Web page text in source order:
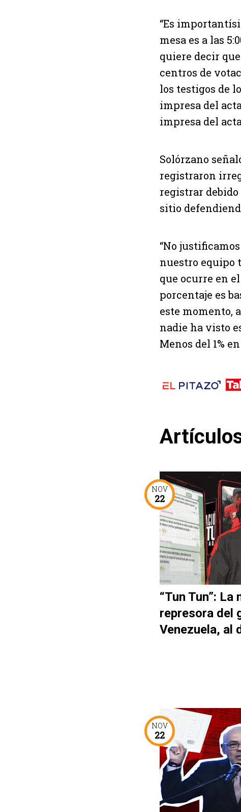
“Es
mesa es a las
quiere decir
centros de
los testigos de
impresa del
impresa del
Solórzano
registraron
registrar debido
sitio
“No
nuestro equipo
que ocurre en
porcentaje es
este momento,
nadie ha visto
Menos del 1%
NOV
22
“Tun Tun”:
represora del
Venezuela, al
NOV
22